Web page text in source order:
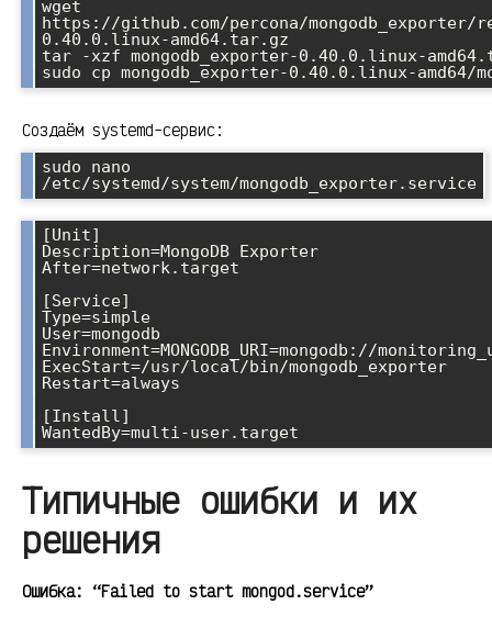
wget
https://github.com/percona/mongodb_exporter/
0.40.0.linux-amd64.tar.gz
tar -xzf mongodb_exporter-0.40.0.linux-
sudo cp mongodb_exporter-0.40.0.linux-
Создаём systemd-сервис:
sudo nano
/etc/systemd/system/mongodb_exporter.service
[Unit]
Description=MongoDB Exporter
After=network.target
[Service]
Type=simple
User=mongodb
Environment=MONGODB_URI=mongodb://
ExecStart=/usr/local/bin/mongodb_exporter
Restart=always
[Install]
WantedBy=multi-user.target
Типичные ошибки и их
решения
Ошибка: “Failed to start mongod.service”